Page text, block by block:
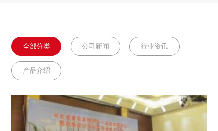
全部分类 公司新闻 行业资讯
产品介绍